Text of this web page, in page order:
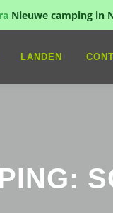
Nieuwe camping in
LANDEN